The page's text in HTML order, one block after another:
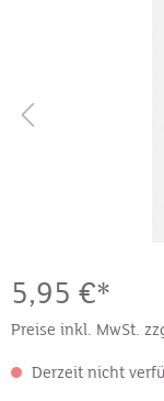
5,95 €*
Preise inkl. MwSt.
Derzeit nicht